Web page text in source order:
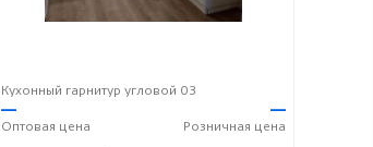
Кухонный гарнитур угловой 03
—
Оптовая цена
—
Розничная цена